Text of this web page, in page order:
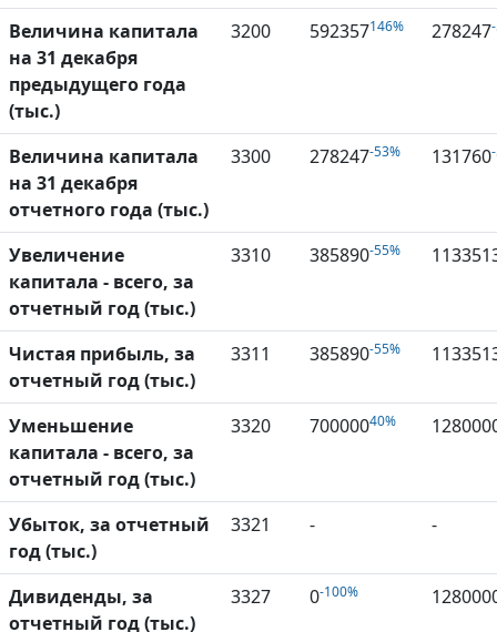
Величина капитала
на 31 декабря
предыдущего года
(тыс.)
3200 592357146% 278247
Величина капитала
на 31 декабря
отчетного года (тыс.)
3300 278247-53% 131760
Увеличение
капитала - всего, за
отчетный год (тыс.)
3310 385890-55%
Чистая прибыль, за
отчетный год (тыс.)
3311 385890-55%
Уменьшение
капитала - всего, за
отчетный год (тыс.)
3320 70000040%
Убыток, за отчетный
год (тыс.)
3321 - -
Дивиденды, за
отчетный год (тыс.)
3327 0-100%